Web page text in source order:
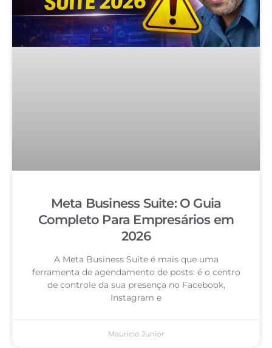
Meta Business Suite: O Guia
Completo Para Empresários em
2026
A Meta Business Suite é mais que uma
ferramenta de agendamento de posts: é o centro
de controle da sua presença no Facebook,
Instagram e
Mauricio Junior